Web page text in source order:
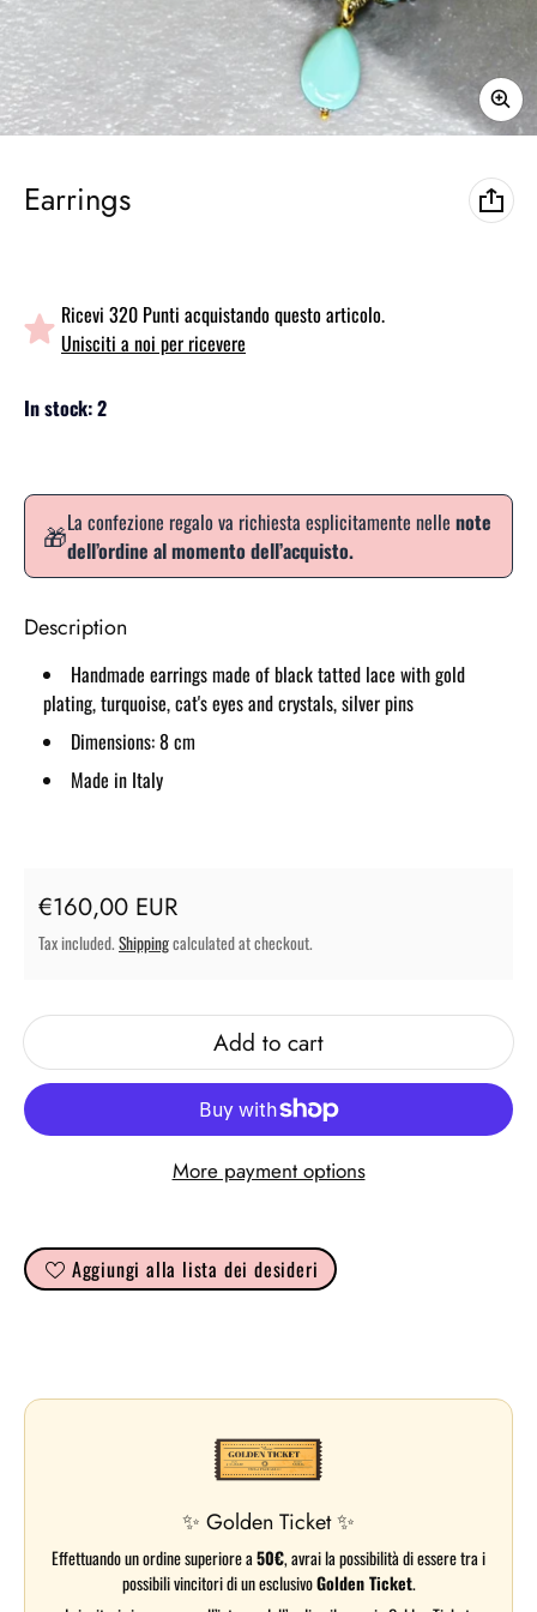
Earrings
Ricevi 320 Punti acquistando questo articolo.
Unisciti a noi per ricevere
In stock: 2
🎁La confezione regalo va richiesta esplicitamente nelle note
dell’ordine al momento dell’acquisto.
Description
Handmade earrings made of black tatted lace with gold
plating, turquoise, cat's eyes and crystals, silver pins
Dimensions: 8 cm
Made in Italy
Regular price
€160,00 EUR
Tax included. Shippingcalculated at checkout.
Add to cart
More payment options
Aggiungi alla lista dei desideri
✨ Golden Ticket ✨
Effettuando un ordine superiore a50€, avrai la possibilità di essere tra i
possibili vincitori di un esclusivoGolden Ticket.